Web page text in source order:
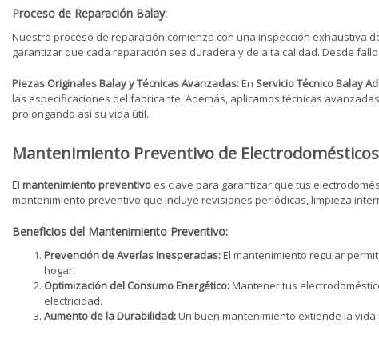
Proceso de Reparación Balay:
Nuestro proceso de reparación comienza con una inspección exhaustiva
garantizar que cada reparación sea duradera y de alta calidad. Desde
Piezas Originales Balay y Técnicas Avanzadas:En Servicio Técnico Balay
las especificaciones del fabricante. Además, aplicamos técnicas
prolongando así su vida útil.
Mantenimiento Preventivo de
El mantenimiento preventivo es clave para garantizar que tus
mantenimiento preventivo que incluye revisiones periódicas, limpieza
Beneficios del Mantenimiento Preventivo:
Prevención de Averías Inesperadas:El mantenimiento regular
hogar.
Optimización del Consumo Energético:Mantener tus
electricidad.
Aumento de la Durabilidad:Un buen mantenimiento extiende la